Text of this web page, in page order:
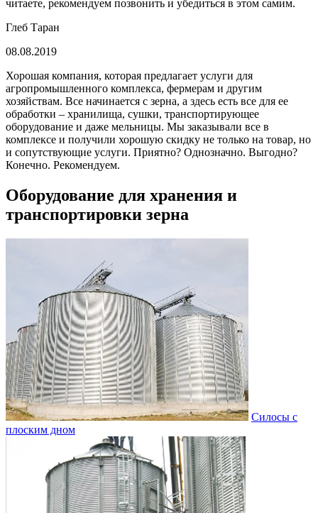
читаете, рекомендуем позвонить и убедиться в этом самим.
Глеб Таран
08.08.2019
Хорошая компания, которая предлагает услуги для
агропромышленного комплекса, фермерам и другим
хозяйствам. Все начинается с зерна, а здесь есть все для ее
обработки – хранилища, сушки, транспортирующее
оборудование и даже мельницы. Мы заказывали все в
комплексе и получили хорошую скидку не только на товар, но
и сопутствующие услуги. Приятно? Однозначно. Выгодно?
Конечно. Рекомендуем.
Оборудование для хранения и
транспортировки зерна
Силосы с
плоским дном